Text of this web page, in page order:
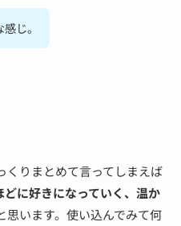
じ。
くりまとめて言ってしまえば
どに好きになっていく、温か
思います。使い込んでみて何